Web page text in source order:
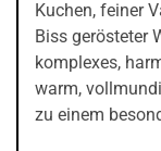
Kuchen, feiner
Biss gerösteter
komplexes,
warm,
zu einem